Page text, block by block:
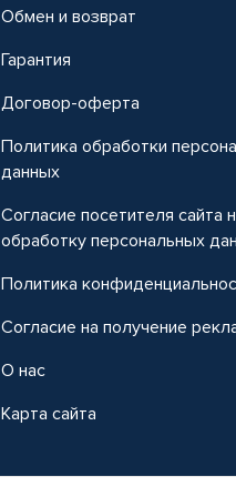
Обмен и возврат
Гарантия
Договор-оферта
Политика обработки
данных
Согласие посетителя сайта
обработку персональных
Политика
Согласие на получение
О нас
Карта сайта